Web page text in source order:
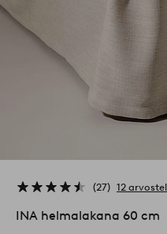
27 12
INA helmalakana 60 cm